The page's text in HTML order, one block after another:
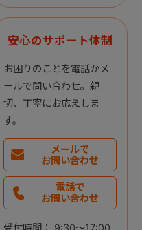
安心のサポート体制
お困りのことを電話かメ
ールで問い合わせ。親
切、丁寧にお応えしま
す。
メールで
お問い合わせ
電話で
お問い合わせ